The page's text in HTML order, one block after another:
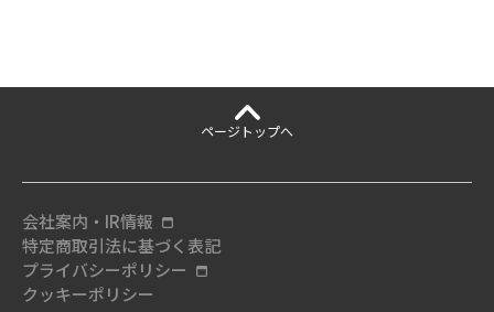
ページ トップへ
会社案内・IR情報
特定商取引法に基づく表記
プライバシーポリシー
クッキーポリシー